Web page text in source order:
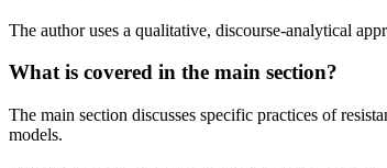
The author uses a qualitative, discourse-analytical
What is covered in the main section?
The main section discusses specific practices of
models.